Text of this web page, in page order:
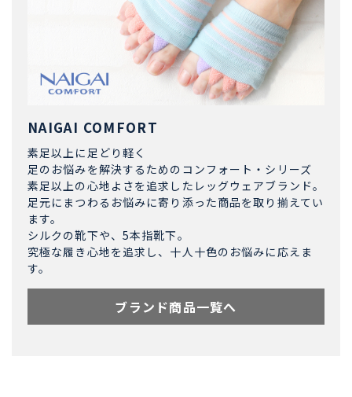
NAIGAI COMFORT
素足以上に足どり軽く
足のお悩みを解決するためのコンフォート・シリーズ
素足以上の心地よさを追求したレッグウェアブランド。
足元にまつわるお悩みに寄り添った商品を取り揃えてい
ます。
シルクの靴下や、5本指靴下。
究極な履き心地を追求し、十人十色のお悩みに応えま
す。
ブランド商品一覧へ